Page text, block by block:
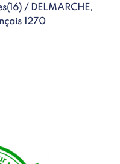
/ DELMARCHE,
1270